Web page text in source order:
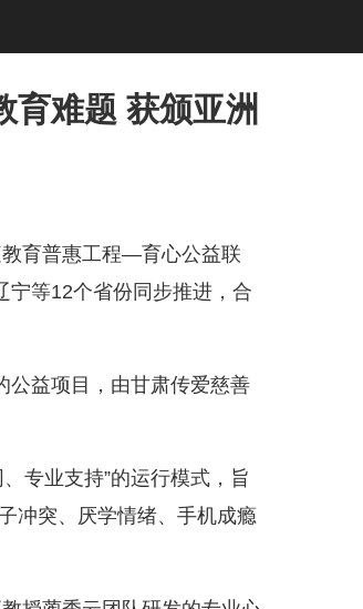
育难题 获颁亚洲
育普惠工程—育心公益联
宁等12个省份同步推进，合
益项目，由甘肃传爱慈善
专业支持”的运行模式，旨
冲突、厌学情绪、手机成瘾